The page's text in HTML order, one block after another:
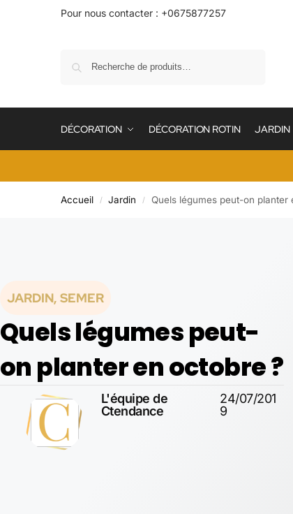
Pour nous contacter : +0675877257
DÉCORATION DÉCORATION ROTIN JARDIN
Accueil / Jardin / Quels légumes peut-on planter
JARDIN, SEMER
Quels légumes peut-
on planter en octobre ?
L'équipe de
Ctendance
24/07/201
9